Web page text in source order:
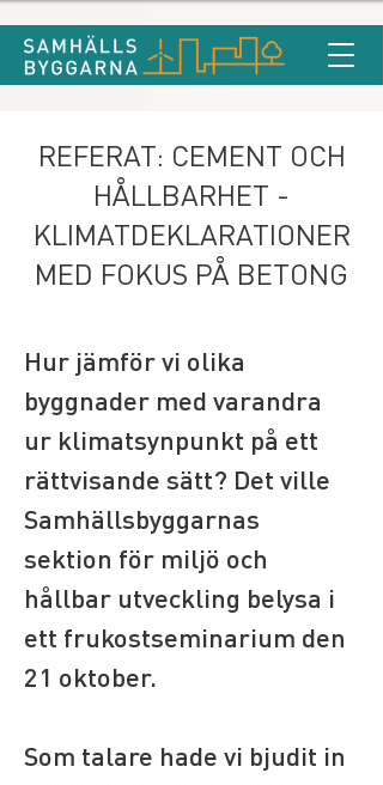
REFERAT: CEMENT OCH
HÅLLBARHET -
KLIMATDEKLARATIONER
MED FOKUS PÅ BETONG
Hur jämför vi olika
byggnader med varandra
ur klimatsynpunkt på ett
rättvisande sätt? Det ville
Samhällsbyggarnas
sektion för miljö och
hållbar utveckling belysa i
ett frukostseminarium den
21 oktober.
Som talare hade vi bjudit in